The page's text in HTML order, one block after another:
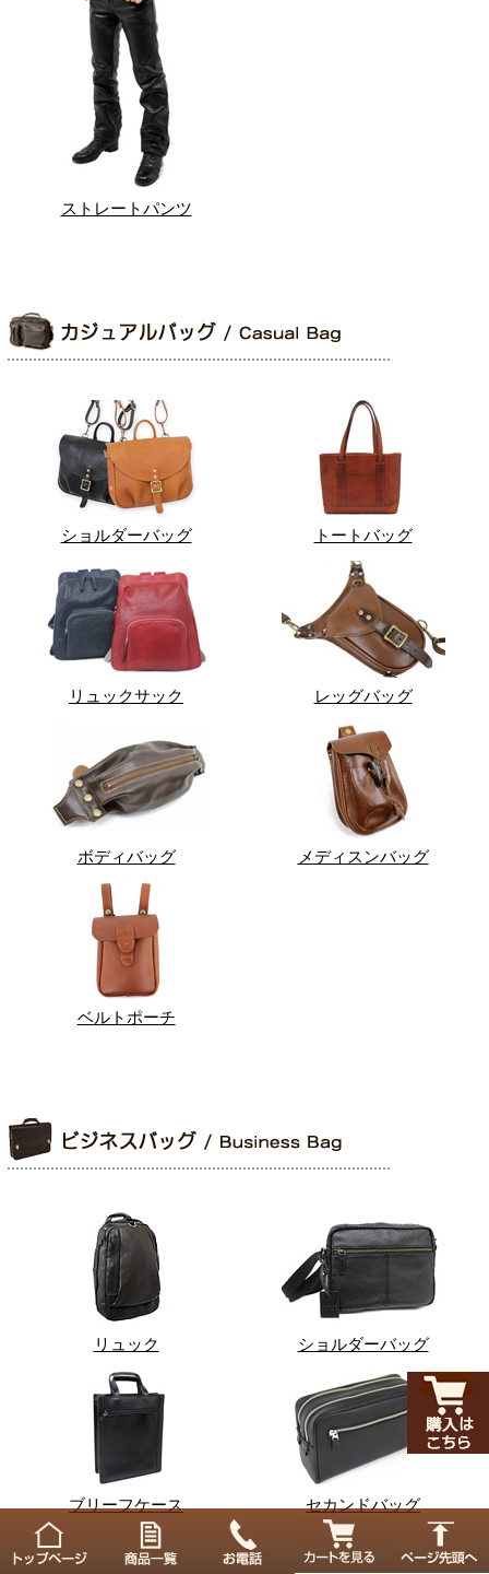
ストレートパンツ
ショルダーバッグ トートバッグ
リュックサック レッグバッグ
ボディバッグ メディスンバッグ
ベルトポーチ
リュック ショルダーバッグ
ブリーフケース セカンドバッグ